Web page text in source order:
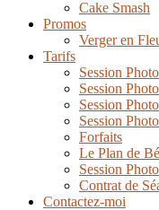
Cake Smash
Promos
Verger en
Tarifs
Session
Session
Session
Session
Forfaits
Le Plan de
Session
Contrat de
Contactez-moi